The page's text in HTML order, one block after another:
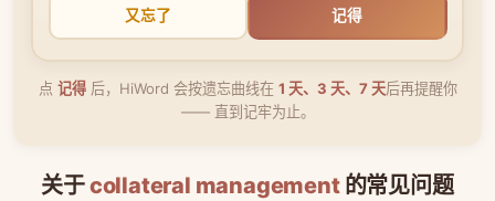
又忘了 记得
点 记得后，HiWord 会按遗忘曲线在 1 天、3 天、7 天后再提醒你
—— 直到记牢为止。
关于collateral management的常见问题